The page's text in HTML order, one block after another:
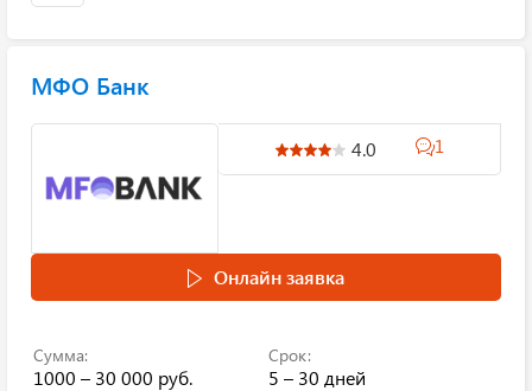
МФО Банк
4.0 1
Онлайн заявка
Сумма:
1000 – 30 000 руб.
Срок:
5 – 30 дней